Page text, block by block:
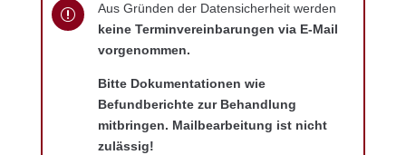
r
Aus Gründen der Datensicherheit werden
keine Terminvereinbarungen via E-Mail
vorgenommen.
Bitte Dokumentationen wie
Befundberichte zur Behandlung
mitbringen. Mailbearbeitung ist nicht
zulässig!